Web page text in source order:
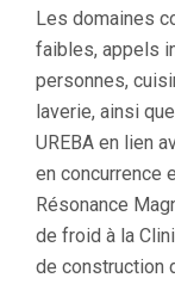
Les domaines
faibles, appels
personnes,
laverie, ainsi
UREBA en lien
en concurrence
Résonance
de froid à la
de construction